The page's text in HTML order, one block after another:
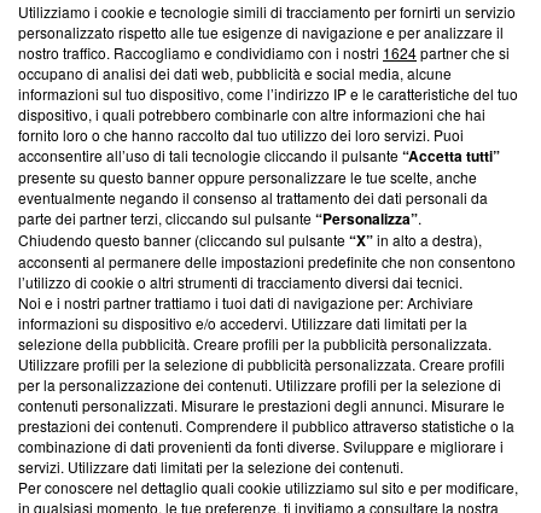
Questa sezione offre informazioni trasparenti su Blasting
News, sui nostri processi editoriali e su come ci impegniamo a
creare news di qualità. Inoltre, afferma la nostra aderenza a
‘Trust Project - News with Integrity’Blasting News non è
ancora membro del programma, ma ha richiesto di farne
parte; Trust Project non ha ancora effettuato una verifica di
conformità agli standard.
Su di noi
Team editoriale
Corporate
Redazione
Informativa Privacy
Cookie Policy
Blasting SA, IDI CHE-247.845.224, Via Carlo Frasca, 3 - 6900
Lugano (Svizzera) Tel:+39 0690258937
Utilizziamo i cookie e tecnologie simili di tracciamento per fornirti un servizio
personalizzato rispetto alle tue esigenze di navigazione e per analizzare il
nostro traffico. Raccogliamo e condividiamo con i nostri 1624partner che si
occupano di analisi dei dati web, pubblicità e social media, alcune
informazioni sul tuo dispositivo, come l’indirizzo IP e le caratteristiche del tuo
dispositivo, i quali potrebbero combinarle con altre informazioni che hai
fornito loro o che hanno raccolto dal tuo utilizzo dei loro servizi. Puoi
acconsentire all’uso di tali tecnologie cliccando il pulsante“Accetta tutti”
presente su questo banner oppure personalizzare le tue scelte, anche
eventualmente negando il consenso al trattamento dei dati personali da
parte dei partner terzi, cliccando sul pulsante“Personalizza”.
Chiudendo questo banner (cliccando sul pulsante“X”in alto a destra),
acconsenti al permanere delle impostazioni predefinite che non consentono
l’utilizzo di cookie o altri strumenti di tracciamento diversi dai tecnici.
Noi e i nostri partner trattiamo i tuoi dati di navigazione per: Archiviare
informazioni su dispositivo e/o accedervi. Utilizzare dati limitati per la
selezione della pubblicità. Creare profili per la pubblicità personalizzata.
Utilizzare profili per la selezione di pubblicità personalizzata. Creare profili
per la personalizzazione dei contenuti. Utilizzare profili per la selezione di
contenuti personalizzati. Misurare le prestazioni degli annunci. Misurare le
prestazioni dei contenuti. Comprendere il pubblico attraverso statistiche o la
combinazione di dati provenienti da fonti diverse. Sviluppare e migliorare i
servizi. Utilizzare dati limitati per la selezione dei contenuti.
Per conoscere nel dettaglio quali cookie utilizziamo sul sito e per modificare,
in qualsiasi momento, le tue preferenze, ti invitiamo a consultare la nostra